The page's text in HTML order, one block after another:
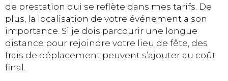
de prestation qui se reflète dans mes tarifs. De
plus, la localisation de votre événement a son
importance. Si je dois parcourir une longue
distance pour rejoindre votre lieu de fête, des
frais de déplacement peuvent s’ajouter au coût
final.